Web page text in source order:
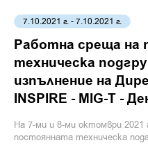
7.10.2021 г. - 7.10.2021 г.
Работна среща на
техническа
изпълнение на
INSPIRE - MIG-T -
На 7-ми и 8-ми октомври
постоянната техническа